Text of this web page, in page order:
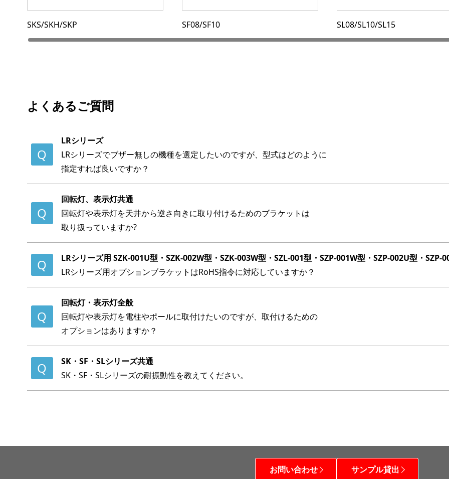
SKS/SKH/SKP SF08/SF10 SL08/SL10/SL15
よくあるご質問
LRシリーズ
LRシリーズでブザー無しの機種を選定したいのですが、型式はどのように
指定すれば良いですか？
回転灯、表示灯共通
回転灯や表示灯を天井から逆さ向きに取り付けるためのブラケットは
取り扱っていますか?
LRシリーズ用 SZK-001U型・SZK-002W型・SZK-003W型・SZL-001型・SZP-001W型・SZP-002U型・SZP-
LRシリーズ用オプションブラケットはRoHS指令に対応していますか？
回転灯・表示灯全般
回転灯や表示灯を電柱やポールに取付けたいのですが、取付けるための
オプションはありますか？
SK・SF・SLシリーズ共通
SK・SF・SLシリーズの耐振動性を教えてください。
お問い合わせ サンプル貸出